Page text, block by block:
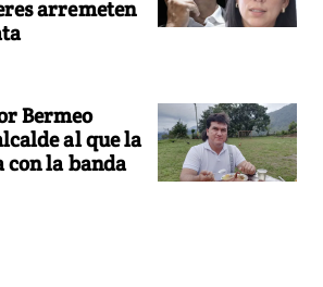
arremeten
Bermeo
al que la
la banda